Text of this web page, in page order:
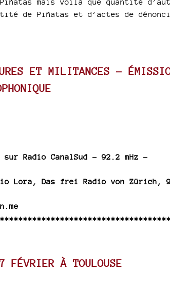
de Piñatas et d’actes de
ET MILITANCES -
Radio CanalSud - 92.2 mHz -
Lora, Das frei Radio von Zürich,
FÉVRIER À TOULOUSE